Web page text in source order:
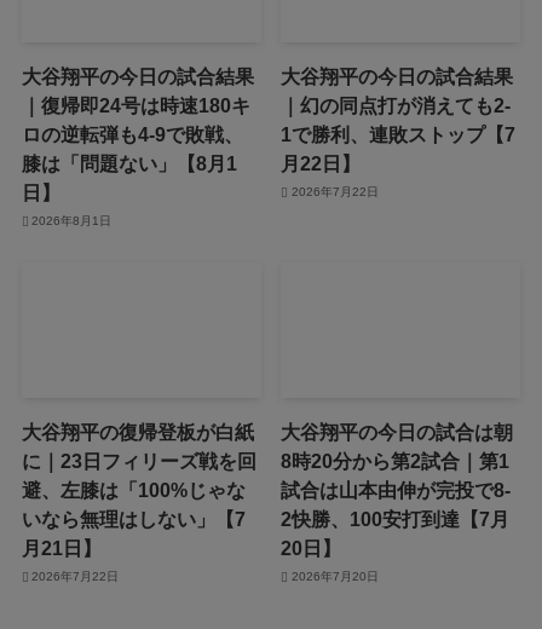
大谷翔平の今日の試合結果
｜復帰即24号は時速180キ
ロの逆転弾も4-9で敗戦、
膝は「問題ない」【8月1
日】
2026年8月1日
大谷翔平の今日の試合結果
｜幻の同点打が消えても2-
1で勝利、連敗ストップ【7
月22日】
2026年7月22日
大谷翔平の復帰登板が白紙
に｜23日フィリーズ戦を回
避、左膝は「100%じゃな
いなら無理はしない」【7
月21日】
2026年7月22日
大谷翔平の今日の試合は朝
8時20分から第2試合｜第1
試合は山本由伸が完投で8-
2快勝、100安打到達【7月
20日】
2026年7月20日